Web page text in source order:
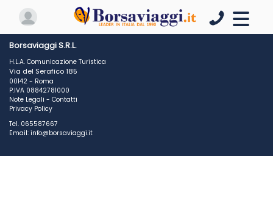
Borsaviaggi S.R.L.
H.L.A. Comunicazione Turistica
Via del Serafico 185
00142 - Roma
P.IVA 08842781000
Note Legali - Contatti
Privacy Policy
Tel. 065587667
Email: info@borsaviaggi.it